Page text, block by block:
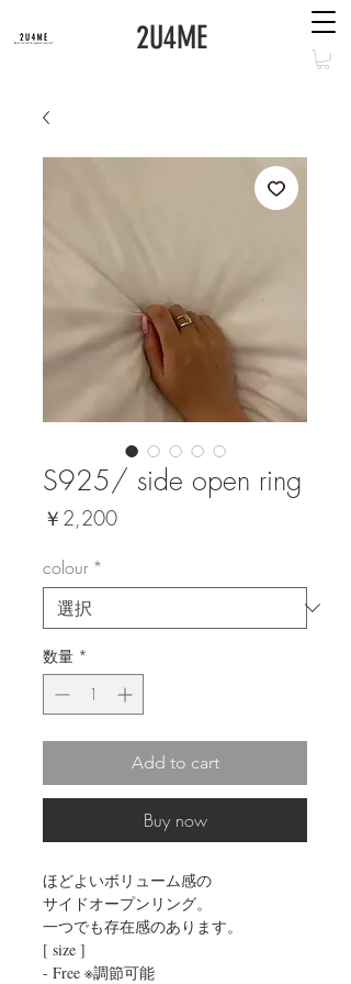
2U4ME
S925/ side open ring
￥2,200価
colour *
数量 *
Add to cart
Buy now
ほどよいボリューム感の
サイドオープンリング。
一つでも存在感のあります。
[ size ]
- Free ※調節可能